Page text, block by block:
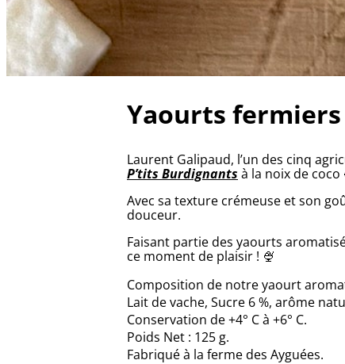
Yaourts
Laurent Galipaud, l’un des cinq
P’tits Burdignants à la noix de coco
Avec sa texture crémeuse et son
douceur.
Faisant partie des yaourts
ce moment de plaisir ! 🍨
Composition de notre yaourt
Lait de vache, Sucre 6 %, arôme
Conservation de +4° C à +6° C.
Poids Net : 125 g.
Fabriqué à la ferme des Ayguées.